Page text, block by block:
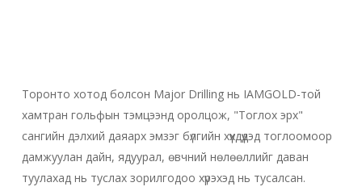
Торонто хотод болсон Major Drilling нь IAMGOLD-той
хамтран гольфын тэмцээнд оролцож, "Тоглох эрх"
сангийн дэлхий даяарх эмзэг бүлгийн хүүхдүүдэд тоглоомоор
дамжуулан дайн, ядуурал, өвчний нөлөөллийг даван
туулахад нь туслах зорилгодоо хүрэхэд нь тусалсан.